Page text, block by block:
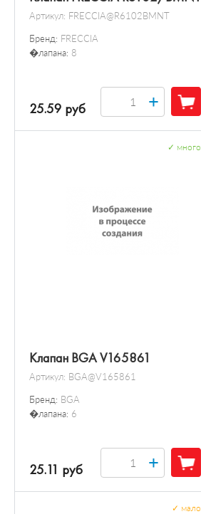
Артикул: FRECCIA@R6102BMNT
Бренд: FRECCIA
�лапана: 8
25.59 руб +
Клапан BGA V165861
Артикул: BGA@V165861
Бренд: BGA
�лапана: 6
много
25.11 руб +
мало